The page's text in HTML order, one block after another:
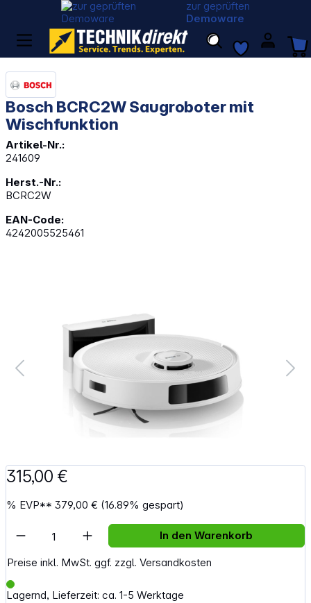
zur geprüften
Demoware
Bosch BCRC2W Saugroboter mit
Wischfunktion
Artikel-Nr.:
241609
Herst.-Nr.:
BCRC2W
EAN-Code:
4242005525461
315,00 €
% EVP**379,00 € (16.89% gespart)
Preise inkl. MwSt. ggf. zzgl. Versandkosten
Lagernd, Lieferzeit: ca. 1-5 Werktage
Artikel Anzahl: Gib den gewünschten
In den Warenkorb